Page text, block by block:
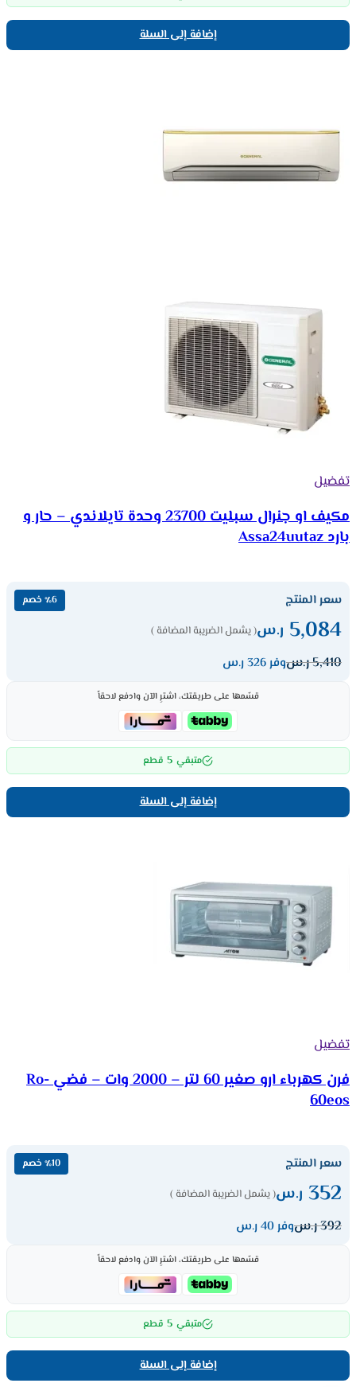
إضافة إلى السلة
تفضيل
مكيف او جنرال سبليت 23700 وحدة تايلاندي – حار و
بارد Assa24uutaz
سعر المنتج ٪6 خصم
5,084 ر.س( يشمل الضريبة المضافة )
5,410ر.سوفر 326 ر.س
قسّمها على طريقتك، اشترِ الآن وادفع لاحقاً
متبقي 5 قطع
إضافة إلى السلة
تفضيل
فرن كهرباء ارو صغير 60 لتر – 2000 وات – فضي Ro-
60eos
سعر المنتج ٪10 خصم
352 ر.س( يشمل الضريبة المضافة )
392ر.سوفر 40 ر.س
قسّمها على طريقتك، اشترِ الآن وادفع لاحقاً
متبقي 5 قطع
إضافة إلى السلة